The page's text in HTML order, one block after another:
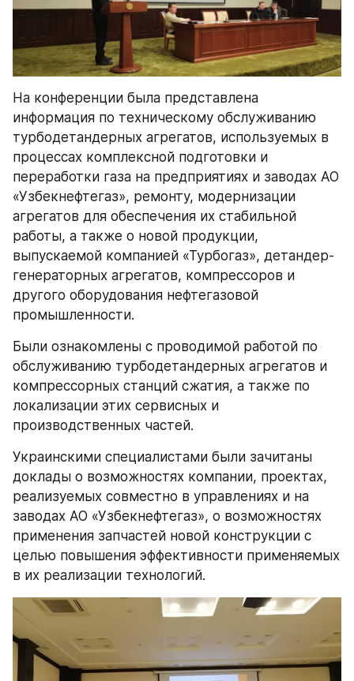
На конференции была представлена
информация по техническому обслуживанию
турбодетандерных агрегатов, используемых в
процессах комплексной подготовки и
переработки газа на предприятиях и заводах АО
«Узбекнефтегаз», ремонту, модернизации
агрегатов для обеспечения их стабильной
работы, а также о новой продукции,
выпускаемой компанией «Турбогаз», детандер-
генераторных агрегатов, компрессоров и
другого оборудования нефтегазовой
промышленности.
Были ознакомлены с проводимой работой по
обслуживанию турбодетандерных агрегатов и
компрессорных станций сжатия, а также по
локализации этих сервисных и
производственных частей.
Украинскими специалистами были зачитаны
доклады о возможностях компании, проектах,
реализуемых совместно в управлениях и на
заводах АО «Узбекнефтегаз», о возможностях
применения запчастей новой конструкции с
целью повышения эффективности применяемых
в их реализации технологий.